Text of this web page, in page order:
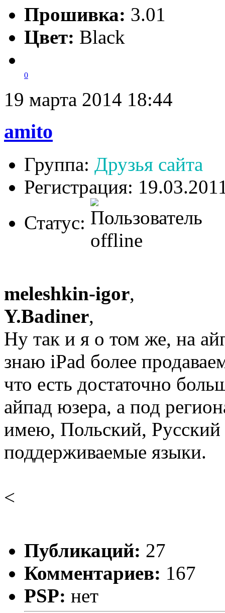
Прошивка: 3.01
Цвет: Black
0
19 марта 2014 18:44
amito
Группа: Друзья сайта
Регистрация:
Статус:
meleshkin-igor,
Y.Badiner,
Ну так и я о том же, на
знаю iPad более
что есть достаточно
айпад юзера, а под
имею, Польский,
поддерживаемые языки.
<
Публикаций: 27
Комментариев: 167
PSP: нет